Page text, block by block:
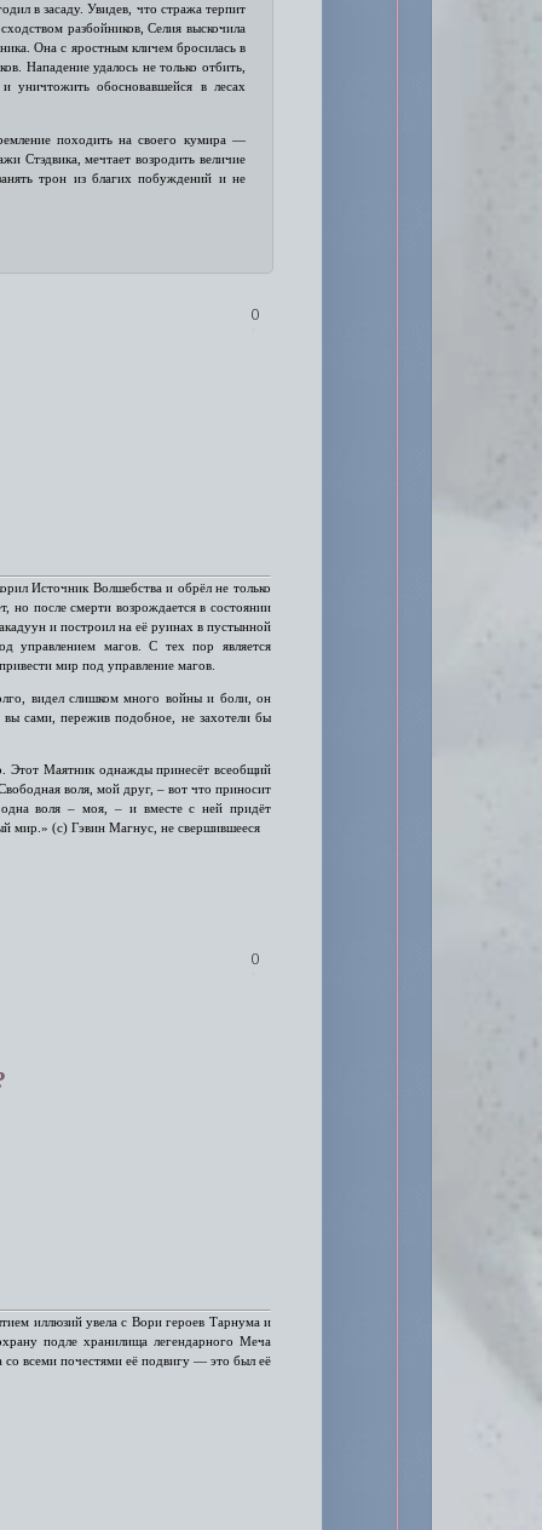
в засаду. Увидев, что стража терпит
разбойников, Селия выскочила
Она с яростным кличем бросилась в
Нападение удалось не только отбить,
уничтожить обосновавшейся в лесах
походить на своего кумира —
Стэдвика, мечтает возродить величие
трон из благих побуждений и не
0
Источник Волшебства и обрёл не только
но после смерти возрождается в состоянии
и построил на её руинах в пустынной
управлением магов. С тех пор является
мир под управление магов.
видел слишком много войны и боли, он
сами, пережив подобное, не захотели бы
Этот Маятник однажды принесёт всеобщий
воля, мой друг, – вот что приносит
воля – моя, – и вместе с ней придёт
мир.» (с) Гэвин Магнус, не свершившееся
0
иллюзий увела с Вори героев Тарнума и
подле хранилища легендарного Меча
всеми почестями её подвигу — это был её